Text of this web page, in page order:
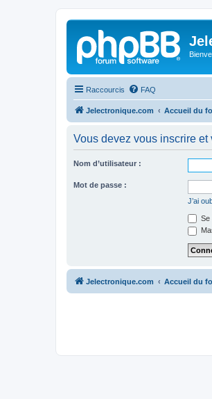
Raccourcis FAQ
Jelectronique.com Accueil du
Vous devez vous inscrire
Nom d’utilisateur :
Mot de passe :
J’ai
Se
Jelectronique.com Accueil du